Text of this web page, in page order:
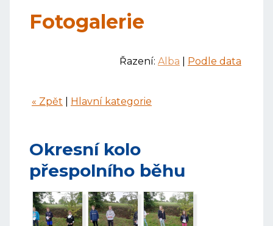
Fotogalerie
Řazení: Alba Podle data
« Zpět Hlavní kategorie
Okresní kolo
přespolního běhu